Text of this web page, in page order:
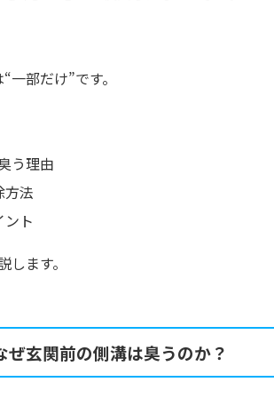
部だけ”です。
う理由
方法
ント
ます。
ぜ玄関前の側溝は臭うのか？